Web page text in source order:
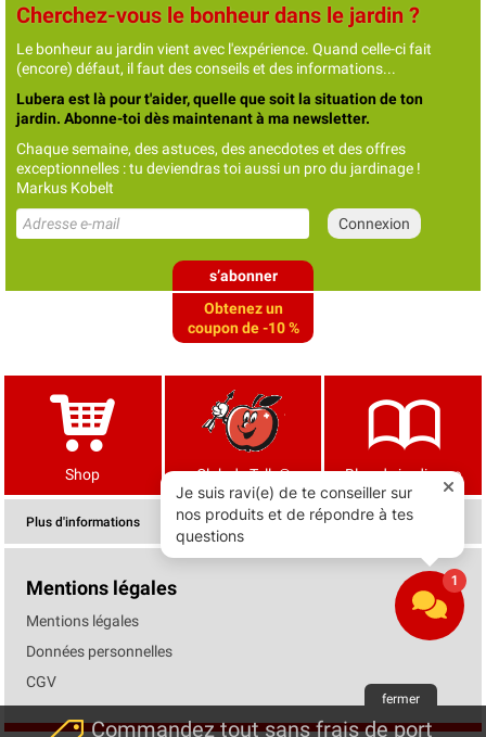
Cherchez-vous le bonheur dans le jardin ?
Le bonheur au jardin vient avec l'expérience. Quand celle-ci fait
(encore) défaut, il faut des conseils et des informations...
Lubera est là pour t'aider, quelle que soit la situation de ton
jardin. Abonne-toi dès maintenant à ma newsletter.
Chaque semaine, des astuces, des anecdotes et des offres
exceptionnelles : tu deviendras toi aussi un pro du jardinage !
Markus Kobelt
s’abonner
Obtenez un
coupon de -10 %
Shop Club de Tells® Blog de jardinage
Plus d'informations
Mentions légales
Mentions légales
Données personnelles
CGV
fermer
Commandez tout sans frais de port